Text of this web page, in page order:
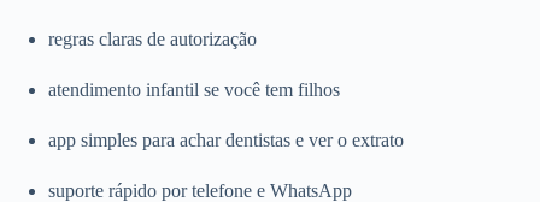
regras claras de autorização
atendimento infantil se você tem filhos
app simples para achar dentistas e ver o extrato
suporte rápido por telefone e WhatsApp